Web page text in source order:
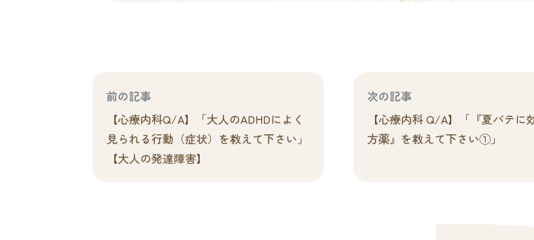
前の記事
【心療内科Q/A】「大人のADHDによく
見られる行動（症状）を教えて下さい」
【大人の発達障害】
次の記事
【心療内科 Q/A】「『夏バテに
方薬』を教えて下さい①」